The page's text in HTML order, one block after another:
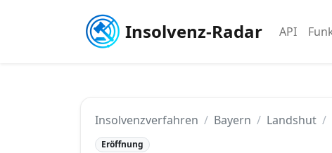
Insolvenz-Radar API
Insolvenzverfahren Bayern Landshut
Eröffnung